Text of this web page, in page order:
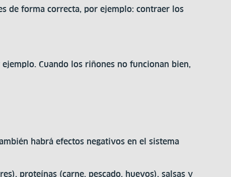
de forma correcta, por ejemplo: contraer los
Cuando los riñones no funcionan bien,
habrá efectos negativos en el sistema
proteínas (carne, pescado, huevos), salsas y